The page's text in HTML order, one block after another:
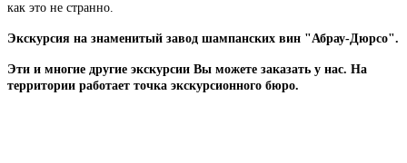
как это не странно.
Экскурсия на знаменитый завод шампанских вин "Абрау-Дюрсо".
Эти и многие другие экскурсии Вы можете заказать у нас. На
территории работает точка экскурсионного бюро.